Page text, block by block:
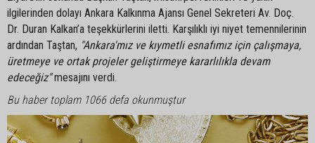
ilgilerinden dolayı Ankara Kalkınma Ajansı Genel Sekreteri Av. Doç.
Dr. Duran Kalkan’a teşekkürlerini iletti. Karşılıklı iyi niyet temennilerinin
ardından Taştan, "Ankara'mız ve kıymetli esnafımız için çalışmaya,
üretmeye ve ortak projeler geliştirmeye kararlılıkla devam
edeceğiz"mesajını verdi.
Bu haber toplam 1066 defa okunmuştur